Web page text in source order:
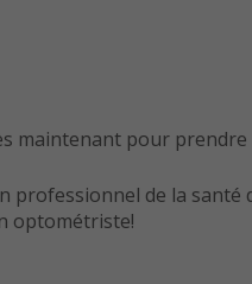
maintenant pour prendre
professionnel de la santé
optométriste!